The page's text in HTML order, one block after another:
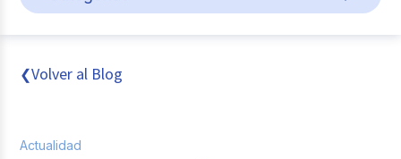
Perú
Cultura y bienestar laboral
Gestión de personas
Pago de nómina
❮Volver al Blog
Actualidad